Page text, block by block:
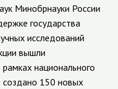
Минобрнауки России
государства
исследований
вышли
национального
создано 150 новых